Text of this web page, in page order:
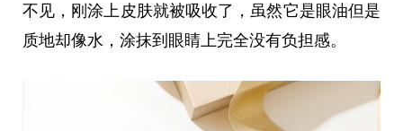
不见，刚涂上皮肤就被吸收了，虽然它是眼油但是
质地却像水，涂抹到眼睛上完全没有负担感。